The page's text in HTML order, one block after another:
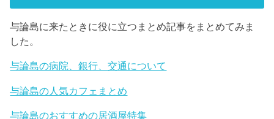
与論島に来たときに役に立つまとめ記事をまとめてみま
した。
与論島の病院、銀行、交通について
与論島の人気カフェまとめ
与論島のおすすめの居酒屋特集